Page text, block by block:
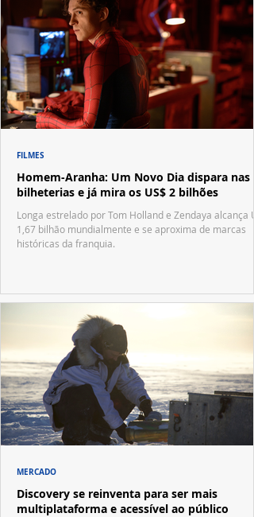
Homem-Aranha: Um Novo Dia dispara nas
bilheterias e já mira os US$ 2 bilhões
Longa estrelado por Tom Holland e Zendaya alcança
1,67 bilhão mundialmente e se aproxima de marcas
históricas da franquia.
FILMES
Discovery se reinventa para ser mais
multiplataforma e acessível ao público
MERCADO